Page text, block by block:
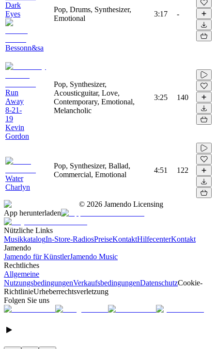
Dark
Eyes
Bessonn&sa
Pop, Drums, Synthesizer,
Emotional
3:17 -
Run
Away
8-21-
19
Kevin
Gordon
Pop, Synthesizer,
Acousticguitar, Love,
Contemporary, Emotional,
Melancholic
3:25 140
Water
Charlyn
Pop, Synthesizer, Ballad,
Commercial, Emotional
4:51 122
© 2026 Jamendo Licensing
App herunterladen
Nützliche Links
MusikkatalogIn-Store-RadiosPreiseKontaktHilfecenterKontakt
Jamendo
Jamendo für KünstlerJamendo Music
Rechtliches
Allgemeine
NutzungsbedingungenVerkaufsbedingungenDatenschutzCookie-
RichtlinieUrheberrechtsverletzung
Folgen Sie uns